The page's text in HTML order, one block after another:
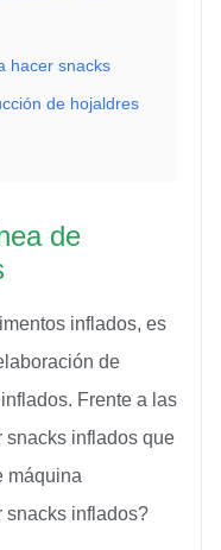
hacer snacks
de hojaldres
de
inflados, es
de
Frente a las
snacks inflados que
máquina
snacks inflados?